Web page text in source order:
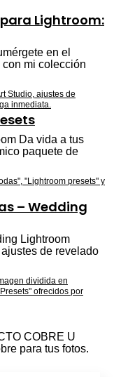
Lightroom:
en el
mi colección
Da vida a tus
paquete de
– Wedding
Lightroom
de revelado
COBRE U
para tus fotos.